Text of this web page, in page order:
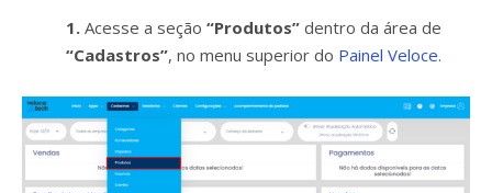
1. Acesse a seção “Produtos” dentro da área de
“Cadastros”, no menu superior do Painel Veloce.